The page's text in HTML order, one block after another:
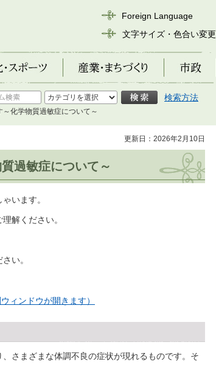
Foreign Language
文字サイズ・色合い変更
ーツ 産業・まちづくり 市政
検索方法
化学物質過敏症について～
更新日：2026年2月10日
過敏症について～
います。
解ください。
い。
ィンドウが開きます）
さまざまな体調不良の症状が現れるものです。そ